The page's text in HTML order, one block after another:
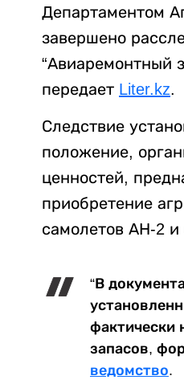
Департаментом
завершено
“Авиаремонтный
передает Liter.kz.
Следствие
положение,
ценностей,
приобретение
самолетов АН-2 и
“В
фактически
запасов,
ведомство.